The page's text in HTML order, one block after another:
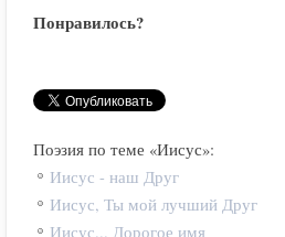
Понравилось?
Поэзия по теме «Иисус»:
Иисус - наш Друг
Иисус, Ты мой лучший Друг
Иисус... Дорогое имя